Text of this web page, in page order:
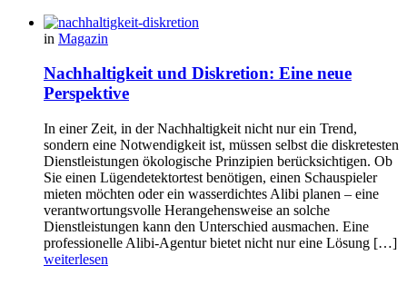
in Magazin
Nachhaltigkeit und Diskretion: Eine neue
Perspektive
In einer Zeit, in der Nachhaltigkeit nicht nur ein Trend,
sondern eine Notwendigkeit ist, müssen selbst die diskretesten
Dienstleistungen ökologische Prinzipien berücksichtigen. Ob
Sie einen Lügendetektortest benötigen, einen Schauspieler
mieten möchten oder ein wasserdichtes Alibi planen – eine
verantwortungsvolle Herangehensweise an solche
Dienstleistungen kann den Unterschied ausmachen. Eine
professionelle Alibi-Agentur bietet nicht nur eine Lösung […]
weiterlesen